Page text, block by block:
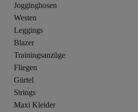
Jogginghosen
Westen
Leggings
Blazer
Trainingsanzüge
Fliegen
Gürtel
Strings
Maxi Kleider